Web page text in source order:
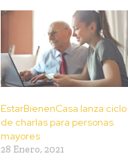
EstarBienenCasa lanza ciclo
de charlas para personas
mayores
28 Enero, 2021